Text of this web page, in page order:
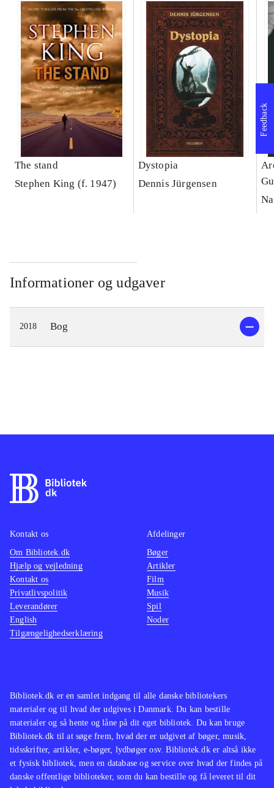
The stand
Stephen King (f. 1947)
Dystopia
Dennis Jürgensen
Informationer og udgaver
2018 Bog
Feedback
Bibliotek.dk er en samlet indgang til alle danske bibliotekers
materialer og til hvad der udgives i Danmark. Du kan bestille
materialer og så hente og låne på dit eget bibliotek. Du kan bruge
Bibliotek.dk til at søge frem, hvad der er udgivet af bøger, musik,
tidsskrifter, artikler, e-bøger, lydbøger osv. Bibliotek.dk er altså ikke
et fysisk bibliotek, men en database og service over hvad der findes på
danske offentlige biblioteker, som du kan bestille og få leveret til dit
Kontakt os
Om Bibliotek.dk
Hjælp og vejledning
Kontakt os
Privatlivspolitik
Leverandører
English
Tilgængelighedserklæring
Afdelinger
Bøger
Artikler
Film
Musik
Spil
Noder